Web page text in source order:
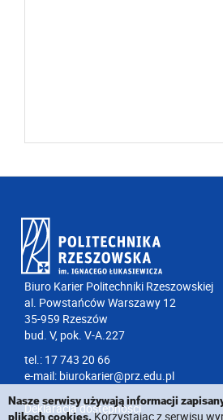
Biuro Karier Politechniki Rzeszowskiej
al. Powstańców Warszawy 12
35-959 Rzeszów
bud. V, pok. V-A.227
tel.: 17 743 20 66
e-mail: biurokarier@prz.edu.pl
Deklaracja dostępności
Nasze serwisy używają informacji
plikach cookies.Korzystając z serwisu